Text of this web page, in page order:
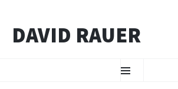
DAVID RAUER